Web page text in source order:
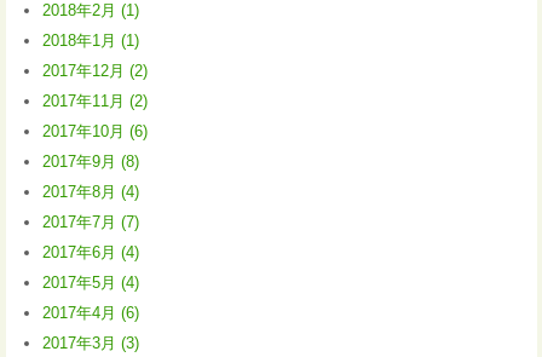
2018年2月 (1)
2018年1月 (1)
2017年12月 (2)
2017年11月 (2)
2017年10月 (6)
2017年9月 (8)
2017年8月 (4)
2017年7月 (7)
2017年6月 (4)
2017年5月 (4)
2017年4月 (6)
2017年3月 (3)